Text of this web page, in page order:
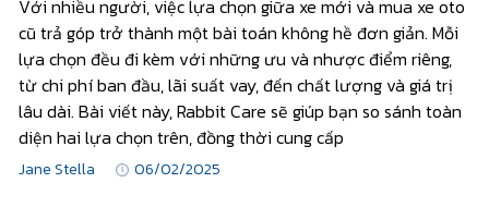
Với nhiều người, việc lựa chọn giữa xe mới và mua xe oto
cũ trả góp trở thành một bài toán không hề đơn giản. Mỗi
lựa chọn đều đi kèm với những ưu và nhược điểm riêng,
từ chi phí ban đầu, lãi suất vay, đến chất lượng và giá trị
lâu dài. Bài viết này, Rabbit Care sẽ giúp bạn so sánh toàn
diện hai lựa chọn trên, đồng thời cung cấp
Jane Stella 06/02/2025